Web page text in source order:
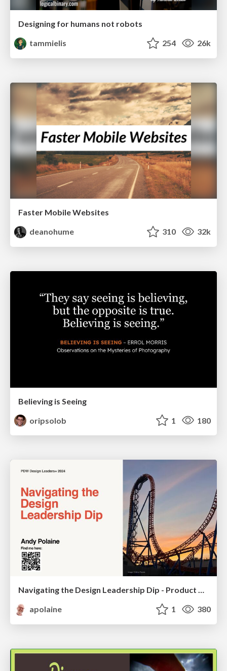
Designing for humans not robots
tammielis
254 26k
Faster Mobile Websites
deanohume
310 32k
Believing is Seeing
oripsolob
1 180
Navigating the Design Leadership Dip - Product Design Week Design Leaders+ Conference 2024
apolaine
1 380